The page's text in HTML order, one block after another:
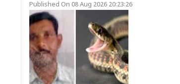
Published On 08 Aug 2026 20:23:26